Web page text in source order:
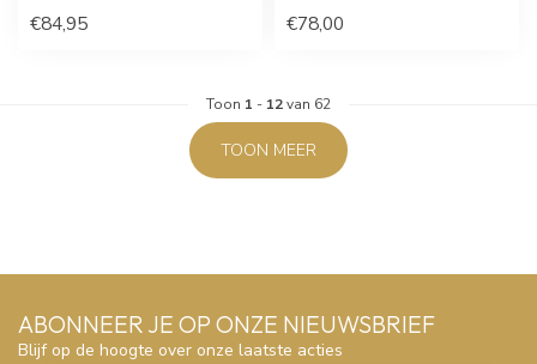
€84,95 €78,00
Toon 1 - 12van 62
TOON MEER
ABONNEER JE OP ONZE NIEUWSBRIEF
Blijf op de hoogte over onze laatste acties